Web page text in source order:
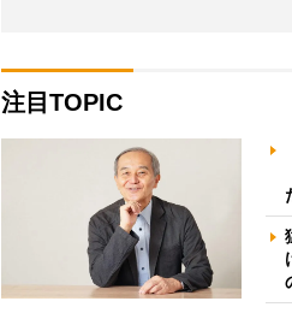
注目TOPIC